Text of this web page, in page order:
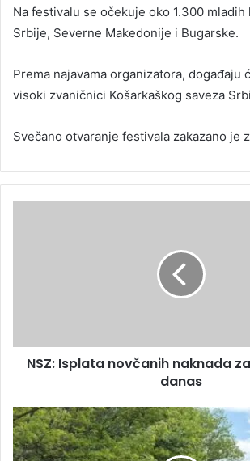
Na festivalu se očekuje oko 1.300 mladih
Srbije, Severne Makedonije i Bugarske.
Prema najavama organizatora, događaju
visoki zvaničnici Košarkaškog saveza
Svečano otvaranje festivala zakazano je
NSZ: Isplata novčanih naknada
danas